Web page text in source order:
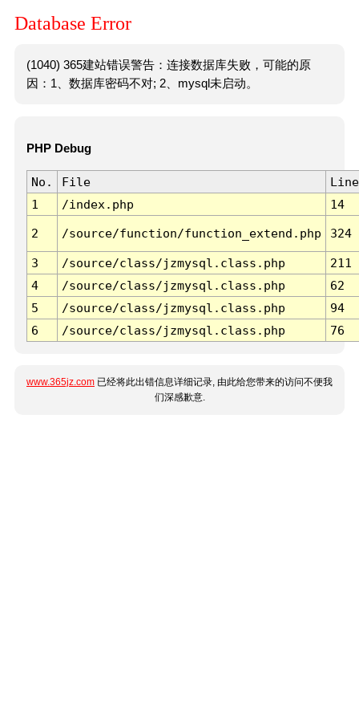
Database Error
(1040) 365建站错误警告：连接数据库失败，可能的原
因：1、数据库密码不对; 2、mysql未启动。
PHP Debug
No. File
Line
1
/index.php 14
2 /source/function/function_extend.php 324
3 /source/class/jzmysql.class.php
211
4
/source/class/jzmysql.class.php
62
5
/source/class/jzmysql.class.php
94
6
/source/class/jzmysql.class.php 76
www.365jz.com 已经将此出错信息详细记录, 由此给您带来的访问不便我
们深感歉意.